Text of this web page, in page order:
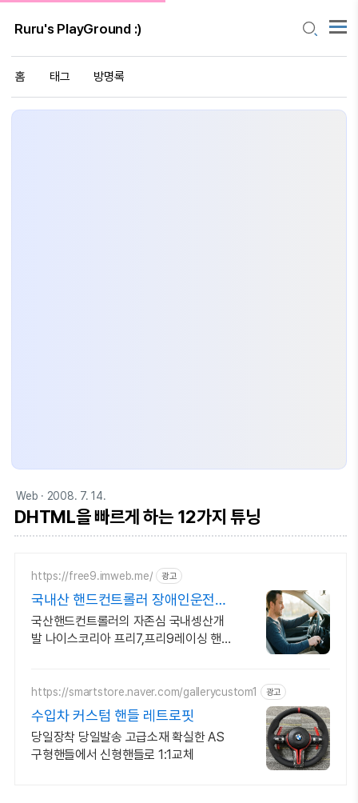
Ruru's PlayGround :)
홈 태그 방명록
Web · 2008. 7. 14.
DHTML을 빠르게 하는 12가지 튜닝
https://free9.imweb.me/ 광고
국내산 핸드컨트롤러 장애인운전보
조장치 전문회사
국산핸드컨트롤러의 자존심 국내셍산개
발 나이스코리아 프리7,프리9레이싱 핸드
https://smartstore.naver.com/gallerycustom1 광고
수입차 커스텀 핸들 레트로핏
당일장착 당일발송 고급소재 확실한 AS
구형핸들에서 신형핸들로 1:1교체